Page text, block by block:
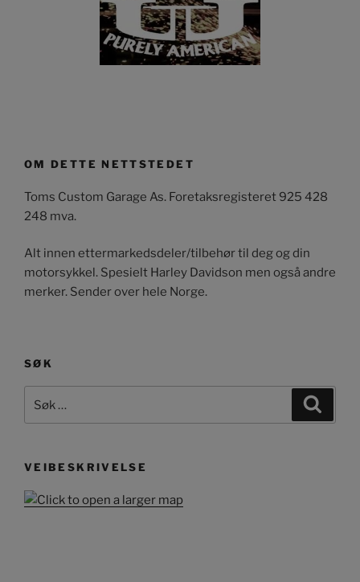
OM DETTE NETTSTEDET
Toms Custom Garage As. Foretaksregisteret 925 428
248 mva.
Alt innen ettermarkedsdeler/tilbehør til deg og din
motorsykkel. Spesielt Harley Davidson men også andre
merker. Sender over hele Norge.
SØK
etter:
VEIBESKRIVELSE